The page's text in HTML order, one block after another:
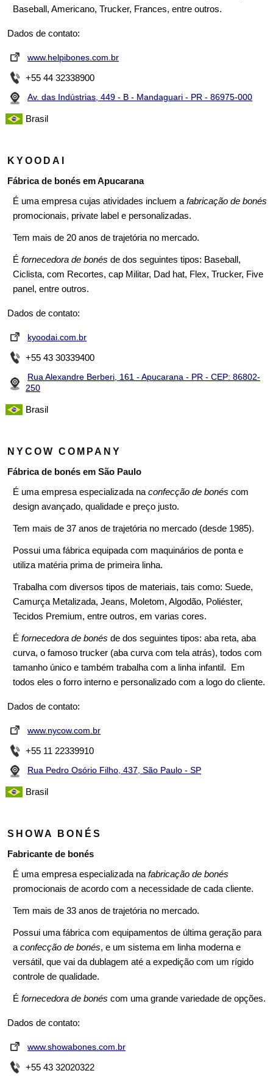
Baseball, Americano, Trucker, Frances, entre outros.
Dados de contato:
www.helpibones.com.br
+55 44 32338900
Av. das Indústrias, 449 - B - Mandaguari - PR - 86975-000
Brasil
KYOODAI
Fábrica de bonés em Apucarana
É uma empresa cujas atividades incluem a fabricação de bonés
promocionais, private label e personalizadas.
Tem mais de 20 anos de trajetória no mercado.
É fornecedora de bonés de dos seguintes tipos: Baseball,
Ciclista, com Recortes, cap Militar, Dad hat, Flex, Trucker, Five
panel, entre outros.
Dados de contato:
kyoodai.com.br
+55 43 30339400
Rua Alexandre Berberi, 161 - Apucarana - PR - CEP: 86802-
250
Brasil
NYCOW COMPANY
Fábrica de bonés em São Paulo
É uma empresa especializada na confecção de bonés com
design avançado, qualidade e preço justo.
Tem mais de 37 anos de trajetória no mercado (desde 1985).
Possui uma fábrica equipada com maquinários de ponta e
utiliza matéria prima de primeira linha.
Trabalha com diversos tipos de materiais, tais como: Suede,
Camurça Metalizada, Jeans, Moletom, Algodão, Poliéster,
Tecidos Premium, entre outros, em varias cores.
É fornecedora de bonés de dos seguintes tipos: aba reta, aba
curva, o famoso trucker (aba curva com tela atrás), todos com
tamanho único e também trabalha com a linha infantil. Em
todos eles o forro interno e personalizado com a logo do cliente.
Dados de contato:
www.nycow.com.br
+55 11 22339910
Rua Pedro Osório Filho, 437, São Paulo - SP
Brasil
SHOWA BONÉS
Fabricante de bonés
É uma empresa especializada na fabricação de bonés
promocionais de acordo com a necessidade de cada cliente.
Tem mais de 33 anos de trajetória no mercado.
Possui uma fábrica com equipamentos de última geração para
a confecção de bonés, e um sistema em linha moderna e
versátil, que vai da dublagem até a expedição com um rígido
controle de qualidade.
É fornecedora de bonés com uma grande variedade de opções.
Dados de contato:
www.showabones.com.br
+55 43 32020322